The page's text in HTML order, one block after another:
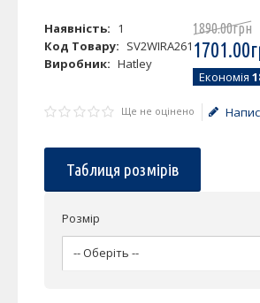
Наявність: 1
Код Товару: SV2WIRA261
Виробник: Hatley
1890.00грн
1701.00
Економія
Ще не оцінено
Таблиця розмірів
Розмір